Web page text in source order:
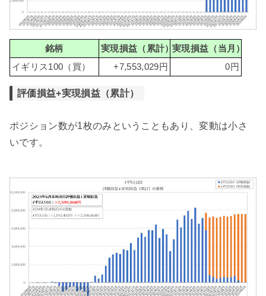
銘柄 実現損益（累計）実現損益（当月）
イギリス100（買）
+7,553,029円 0円
評価損益+実現損益（累計）
ポジション数が1枚のみということもあり、変動は小さ
いです。